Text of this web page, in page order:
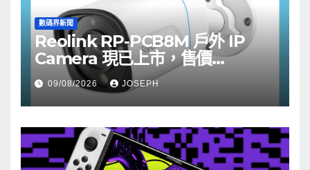
數碼界新聞
Reolink RP-PCB8M 戶外 IP
Camera 現已上市，售價
HK$722
09/08/2026 JOSEPH